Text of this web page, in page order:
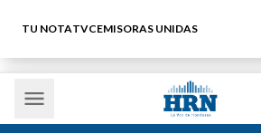
TU NOTATVCEMISORAS UNIDAS